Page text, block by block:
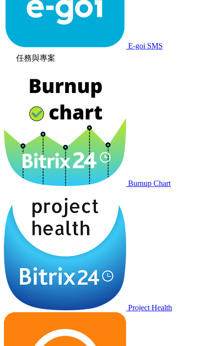
E-goi SMS
任務與專案
Burnup Chart
Project Health